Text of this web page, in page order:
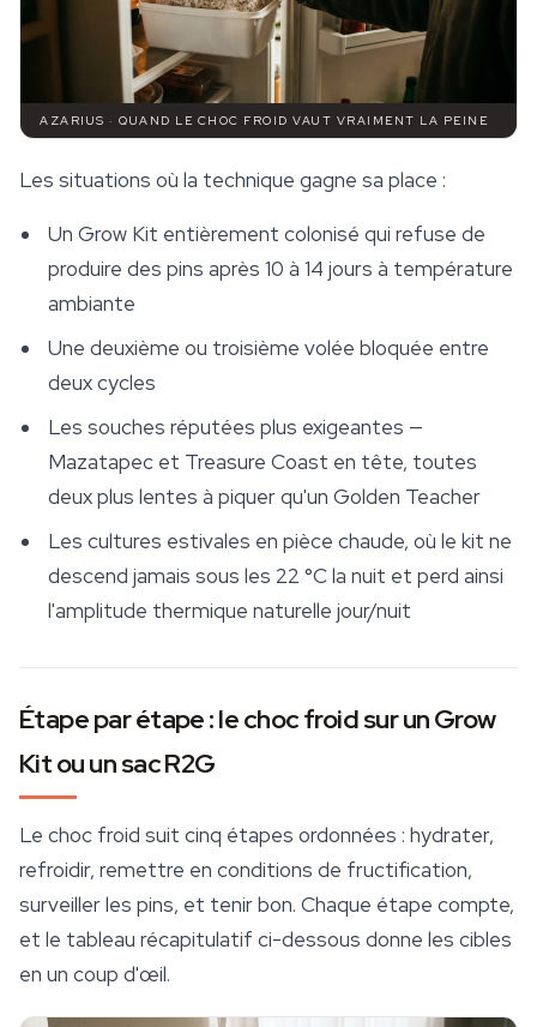
AZARIUS · QUAND LE CHOC FROID VAUT VRAIMENT LA PEINE
Les situations où la technique gagne sa place :
Un Grow Kit entièrement colonisé qui refuse de
produire des pins après 10 à 14 jours à température
ambiante
Une deuxième ou troisième volée bloquée entre
deux cycles
Les souches réputées plus exigeantes —
Mazatapec et Treasure Coast en tête, toutes
deux plus lentes à piquer qu'un Golden Teacher
Les cultures estivales en pièce chaude, où le kit ne
descend jamais sous les 22 °C la nuit et perd ainsi
l'amplitude thermique naturelle jour/nuit
Étape par étape : le choc froid sur un Grow
Kit ou un sac R2G
Le choc froid suit cinq étapes ordonnées : hydrater,
refroidir, remettre en conditions de fructification,
surveiller les pins, et tenir bon. Chaque étape compte,
et le tableau récapitulatif ci-dessous donne les cibles
en un coup d'œil.